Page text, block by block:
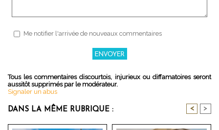
Me notifier l'arrivée de nouveaux commentaires
Tous les commentaires discourtois, injurieux ou diffamatoires seront
aussitôt supprimés par le modérateur.
Signaler un abus
DANS LA MÊME RUBRIQUE : < >